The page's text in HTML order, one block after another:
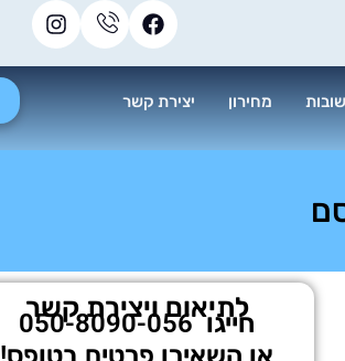
מחירון יצירת קשר
לתיאום ויצירת קשר
חייגו050-8090-056